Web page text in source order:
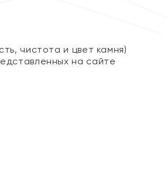
чистота и цвет камня)
на сайте